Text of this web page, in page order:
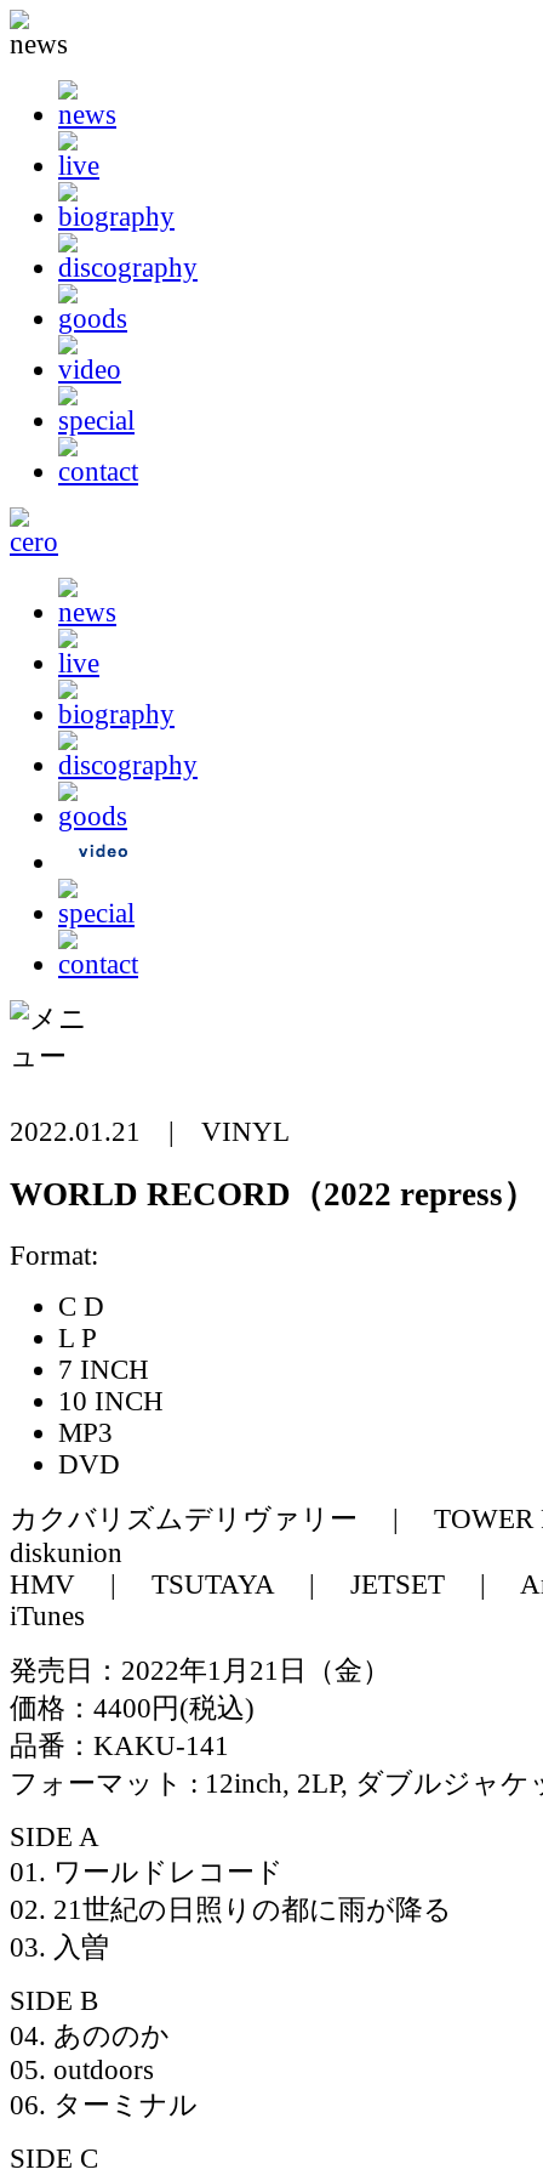
2022.01.21 | VINYL
WORLD RECORD（2022 repress）
Format:
C D
L P
7 INCH
10 INCH
MP3
DVD
カクバリズムデリヴァリー | TOWER
diskunion
HMV | TSUTAYA | JETSET |
iTunes
発売日：2022年1月21日（金）
価格：4400円(税込)
品番：KAKU-141
フォーマット : 12inch, 2LP, ダブルジャケ
SIDE A
01. ワールドレコード
02. 21世紀の日照りの都に雨が降る
03. 入曽
SIDE B
04. あののか
05. outdoors
06. ターミナル
SIDE C